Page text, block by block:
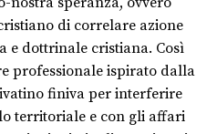
di correlare azione
e dottrinale cristiana. Così
professionale ispirato dalla
finiva per interferire
territoriale e con gli affari